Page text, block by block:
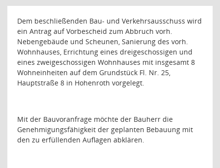
Dem beschließenden Bau- und Verkehrsausschuss wird
ein Antrag auf Vorbescheid zum Abbruch vorh.
Nebengebäude und Scheunen, Sanierung des vorh.
Wohnhauses, Errichtung eines dreigeschossigen und
eines zweigeschossigen Wohnhauses mit insgesamt 8
Wohneinheiten auf dem Grundstück Fl. Nr. 25,
Hauptstraße 8 in Hohenroth vorgelegt.
Mit der Bauvoranfrage möchte der Bauherr die
Genehmigungsfähigkeit der geplanten Bebauung mit
den zu erfüllenden Auflagen abklären.